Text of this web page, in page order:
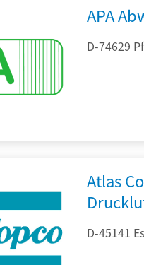
APA
D-74629
Atlas
D-45141